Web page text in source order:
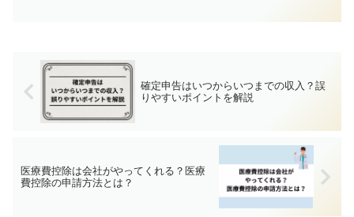
確定申告はいつからいつまでの収入？誤
りやすいポイントを解説
医療費控除は会社がやってくれる？医療
費控除の申請方法とは？